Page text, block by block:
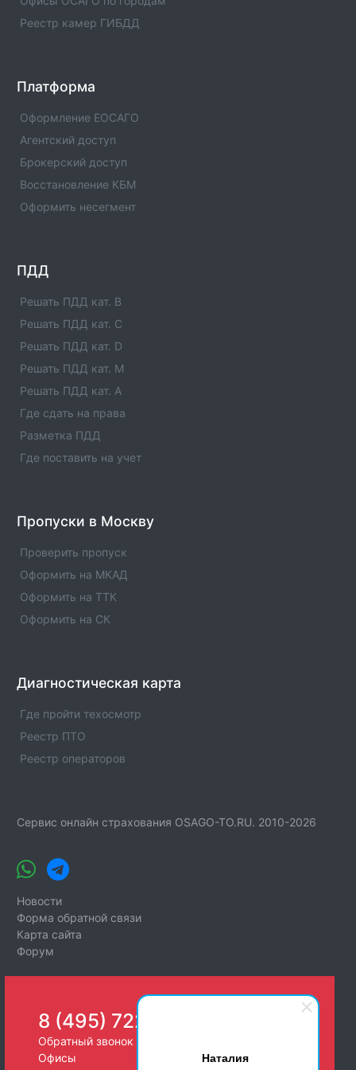
Наталия
Список единых агентов в населенном пункте -
Единые агенты в городе с.Муслюмово. Адреса,
Единые агенты в городе Мензелинск
Список единых агентов в населенном пункте -
Единые агенты в городе Мензелинск. Адреса,
телефоны, услуги , отзывы
Единые агенты в городе Менделеевск
Список единых агентов в населенном пункте -
телефоны, услуги , отзывы
Список единых агентов в населенном пункте -
Единые агенты в городе Мамадыш. Адреса,
телефоны, услуги , отзывы
Список единых агентов в населенном пункте -
Единые агенты в городе Лениногорск. Адреса,
Единые агенты в городе Лаишево
Список единых агентов в населенном пункте -
Единые агенты в городе Лаишево. Адреса, телефоны,
услуги , отзывы
Список единых агентов в населенном пункте -
услуги , отзывы
Реестр камер ГИБДД
Платформа
Оформление ЕОСАГО
Агентский доступ
Брокерский доступ
Восстановление КБМ
Оформить несегмент
ПДД
Решать ПДД кат. B
Решать ПДД кат. C
Решать ПДД кат. D
Решать ПДД кат. M
Решать ПДД кат. A
Где сдать на права
Разметка ПДД
Где поставить на учет
Пропуски в Москву
Проверить пропуск
Оформить на МКАД
Оформить на ТТК
Оформить на СК
Диагностическая карта
Где пройти техосмотр
Реестр ПТО
Реестр операторов
Сервис онлайн страхования OSAGO-TO.RU. 2010-2026
Новости
Форма обратной связи
Карта сайта
Форум
8 (495) 722-26-25
Обратный звонок
Офисы